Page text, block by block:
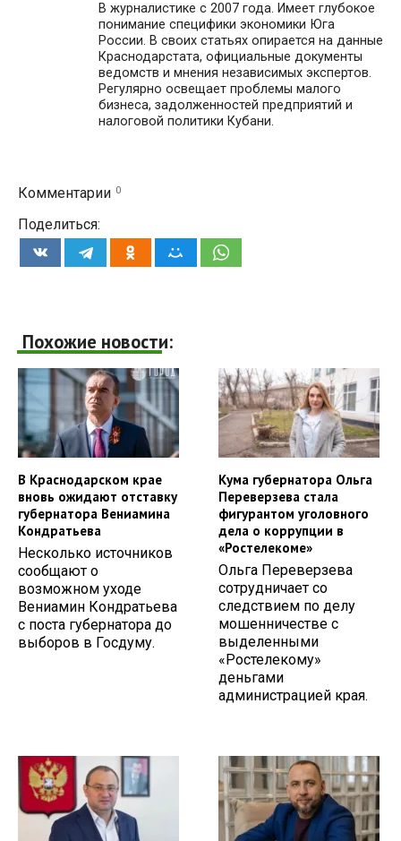
В журналистике с 2007 года. Имеет глубокое
понимание специфики экономики Юга
России. В своих статьях опирается на данные
Краснодарстата, официальные документы
ведомств и мнения независимых экспертов.
Регулярно освещает проблемы малого
бизнеса, задолженностей предприятий и
налоговой политики Кубани.
Комментарии 0
Поделиться:
Похожие новости:
В Краснодарском крае
вновь ожидают отставку
губернатора Вениамина
Кондратьева
Несколько источников
сообщают о
возможном уходе
Вениамин Кондратьева
с поста губернатора до
выборов в Госдуму.
Кума губернатора Ольга
Переверзева стала
фигурантом уголовного
дела о коррупции в
«Ростелекоме»
Ольга Переверзева
сотрудничает со
следствием по делу
мошенничестве с
выделенными
«Ростелекому»
деньгами
администрацией края.